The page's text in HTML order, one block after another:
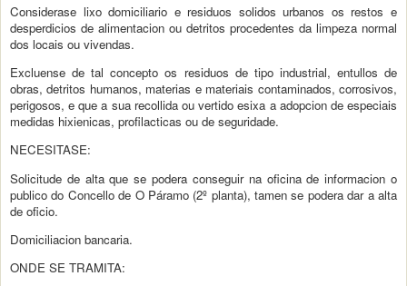
Considerase lixo domiciliario e residuos solidos urbanos os restos e
desperdicios de alimentacion ou detritos procedentes da limpeza normal
dos locais ou vivendas.
Excluense de tal concepto os residuos de tipo industrial, entullos de
obras, detritos humanos, materias e materiais contaminados, corrosivos,
perigosos, e que a sua recollida ou vertido esixa a adopcion de especiais
medidas hixienicas, profilacticas ou de seguridade.
NECESITASE:
Solicitude de alta que se podera conseguir na oficina de informacion o
publico do Concello de O Páramo (2º planta), tamen se podera dar a alta
de oficio.
Domiciliacion bancaria.
ONDE SE TRAMITA: